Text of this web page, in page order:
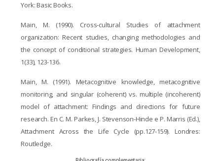
York: Basic Books.
Main, M. (1990). Cross-cultural Studies of attachment
organization: Recent studies, changingmethodologies and
the concept of conditional strategies. Human Development,
1(33), 123-136.
Main, M. (1991). Metacognitive knowledge, metacognitive
monitoring, and singular (coherent) vs. multiple (incoherent)
model of attachment: Findings and directions for future
research. En C. M. Parkes, J. Stevenson-Hinde e P. Marris (Ed.),
Attachment Across the Life Cycle (pp.127-159). Londres:
Routledge.